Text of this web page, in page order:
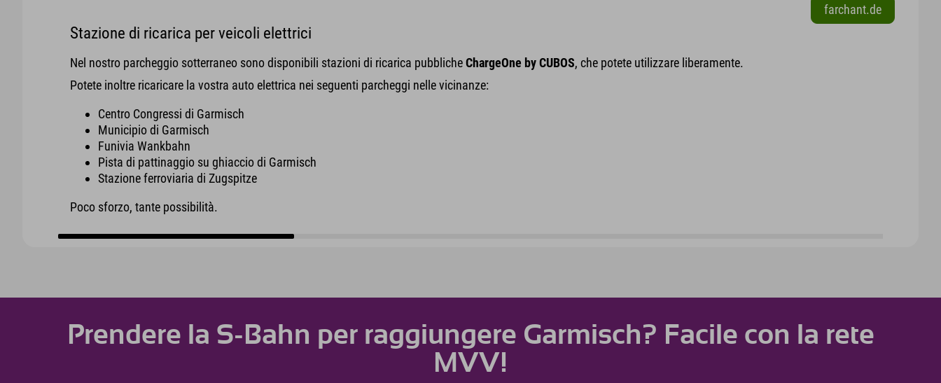
farchant.de
Stazione di ricarica per veicoli elettrici
Nel nostro parcheggio sotterraneo sono disponibili stazioni di ricarica pubblicheChargeOne by CUBOS, che potete utilizzare liberamente.
Potete inoltre ricaricare la vostra auto elettrica nei seguenti parcheggi nelle vicinanze:
Centro Congressi di Garmisch
Municipio di Garmisch
Funivia Wankbahn
Pista di pattinaggio su ghiaccio di Garmisch
Stazione ferroviaria di Zugspitze
Poco sforzo, tante possibilità.
Prendere la S-Bahn per raggiungere Garmisch? Facile con la rete
MVV!